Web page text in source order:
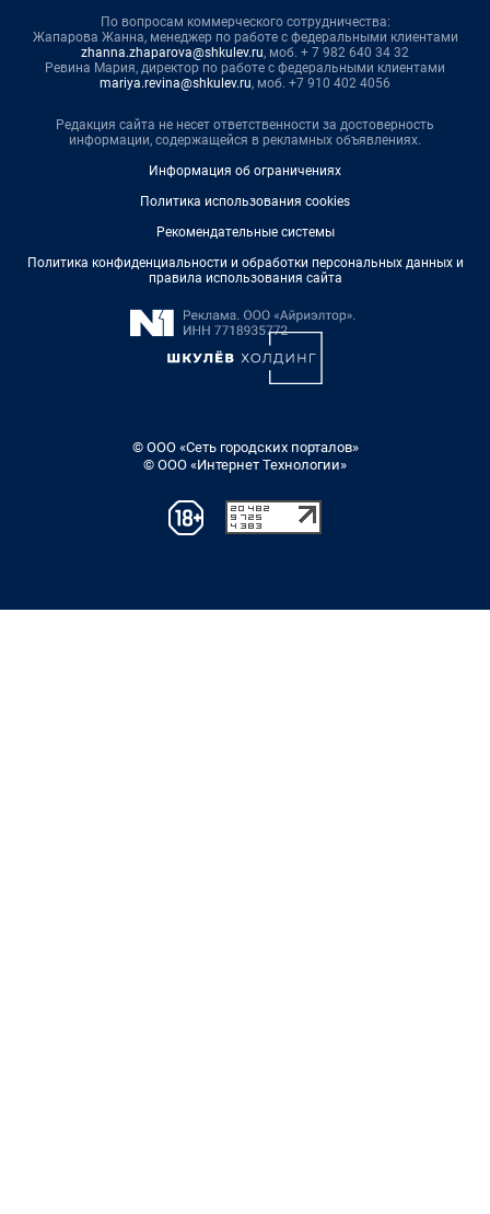
По вопросам коммерческого сотрудничества:
Жапарова Жанна, менеджер по работе с федеральными клиентами
zhanna.zhaparova@shkulev.ru, моб. + 7 982 640 34 32
Ревина Мария, директор по работе с федеральными клиентами
mariya.revina@shkulev.ru, моб. +7 910 402 4056
Редакция сайта не несет ответственности за достоверность
информации, содержащейся в рекламных объявлениях.
Информация об ограничениях
Политика использования cookies
Рекомендательные системы
Политика конфиденциальности и обработки персональных данных и
правила использования сайта
© ООО «Сеть городских порталов»
© ООО «Интернет Технологии»